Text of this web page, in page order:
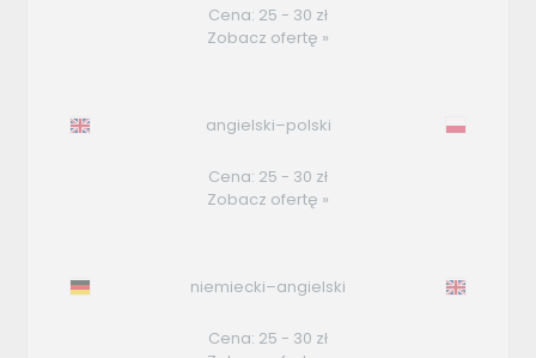
Cena: 25 - 30 zł
Zobacz ofertę »
angielski–polski
Cena: 25 - 30 zł
Zobacz ofertę »
niemiecki–angielski
Cena: 25 - 30 zł